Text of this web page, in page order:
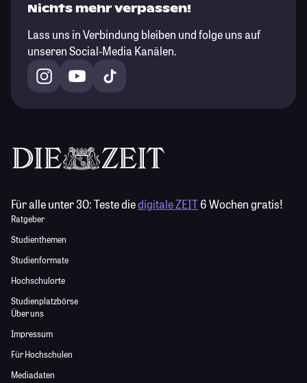
Nichts mehr verpassen!
Lass uns in Verbindung bleiben und folge uns auf
unseren Social-Media Kanälen.
Für alle unter 30:Teste diedigitale ZEIT6 Wochen gratis!
Ratgeber
Studienthemen
Studienformate
Hochschulorte
Studienplatzbörse
Über uns
Impressum
Für Hochschulen
Mediadaten